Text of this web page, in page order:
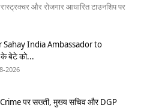
और रोजगार आधारित टाउनशिप पर
Sahay India Ambassador to
के बेटे को...
2026
Crime पर सख्ती, मुख्य सचिव और DGP